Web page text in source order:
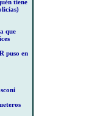
tiene
que
puso en